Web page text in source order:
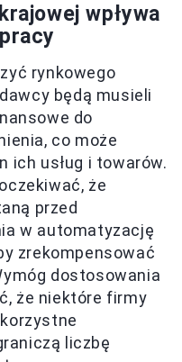
wpływa
rynkowego
będą musieli
do
co może
ich usług i towarów.
że
przed
w automatyzację
zrekompensować
dostosowania
że niektóre firmy
liczbę